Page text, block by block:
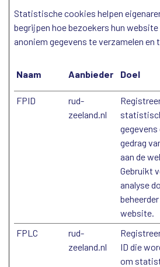
Statistische cookies helpen
begrijpen hoe bezoekers hun
anoniem gegevens te verzamelen en
Naam Aanbieder Doel
FPID
rud-
zeeland.nl
gedrag
aan de
Gebruikt
analyse
website.
FPLC
rud-
zeeland.nl
ID die
om